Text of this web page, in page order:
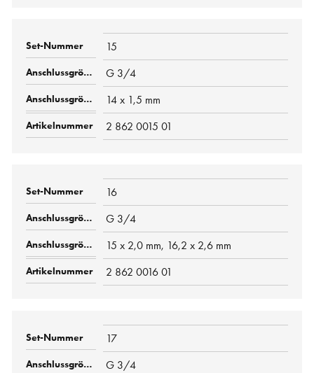
15
G 3/4
14 x 1,5 mm
2 862 0015 01
16
G 3/4
15 x 2,0 mm, 16,2 x 2,6 mm
2 862 0016 01
17
G 3/4